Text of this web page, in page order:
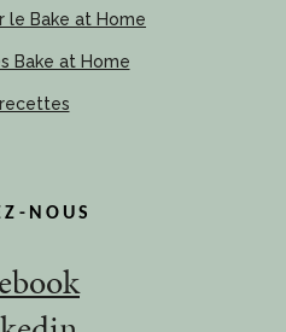
le Bake at Home
Bake at Home
NOUS